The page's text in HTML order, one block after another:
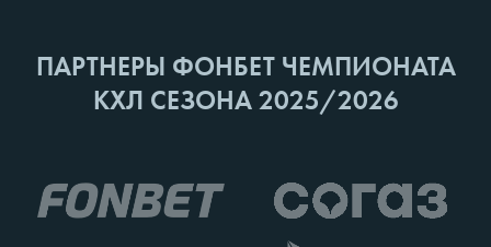
ПАРТНЕРЫ ФОНБЕТ ЧЕМПИОНАТА
КХЛ СЕЗОНА 2025/2026